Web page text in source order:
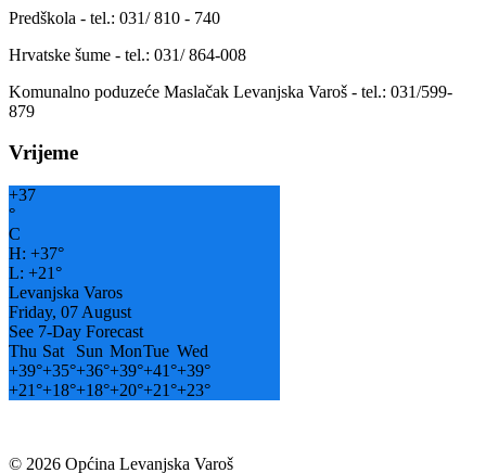
Predškola - tel.: 031/ 810 - 740
Hrvatske šume - tel.: 031/ 864-008
Komunalno poduzeće Maslačak Levanjska Varoš - tel.: 031/599-
879
Vrijeme
+37
°
C
H: +37°
L: +21°
Levanjska Varos
Friday, 07 August
See 7-Day Forecast
Thu Sat Sun MonTue Wed
+39°+35°+36°+39°+41°+39°
+21°+18°+18°+20°+21°+23°
© 2026 Općina Levanjska Varoš